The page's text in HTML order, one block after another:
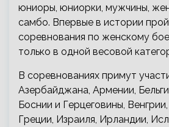
юниоры, юниорки, мужчины,
самбо. Впервые в истории
соревнования по женскому
только в одной весовой
В соревнованиях примут
Азербайджана, Армении,
Боснии и Герцеговины,
Греции, Израиля, Ирландии,